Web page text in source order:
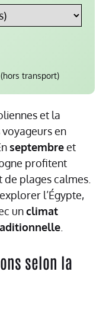
transport)
et la
en
septembreet
profitent
de plages calmes.
l’Égypte,
unclimat
selon la